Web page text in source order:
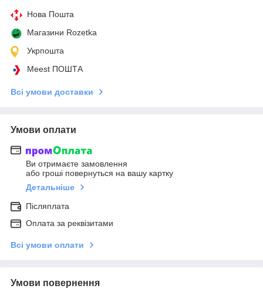
Нова Пошта
Магазини Rozetka
Укрпошта
Meest ПОШТА
Всі умови доставки
Умови оплати
Ви отримаєте замовлення
або гроші повернуться на вашу картку
Детальніше
Післяплата
Оплата за реквізитами
Всі умови оплати
Умови повернення